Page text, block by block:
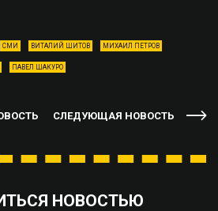
СМИ ВИТАЛИЙ ШИТОВ МИХАИЛ ПЕТРОВ
ПАВЕЛ ШАКУРО
СЛЕДУЮЩАЯ НОВОСТЬ
НОВОСТЬЮ